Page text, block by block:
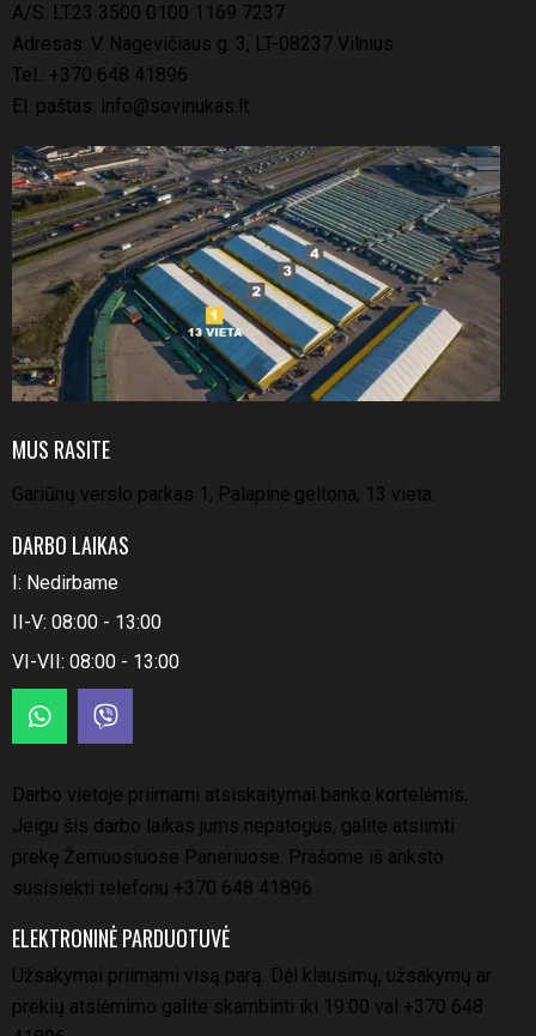
A/S: LT23 3500 0100 1169 7237
Adresas: V. Nagevičiaus g. 3, LT-08237 Vilnius
Tel.: +370 648 41896
El. paštas: info@sovinukas.lt
MUS RASITE
Gariūnų verslo parkas 1, Palapinė geltona, 13 vieta.
DARBO LAIKAS
I: Nedirbame
II-V: 08:00 - 13:00
VI-VII: 08:00 - 13:00
Darbo vietoje priimami atsiskaitymai banko kortelėmis.
Jeigu šis darbo laikas jums nepatogus, galite atsiimti
prekę Žemuosiuose Paneriuose. Prašome iš anksto
susisiekti telefonu +370 648 41896
ELEKTRONINĖ PARDUOTUVĖ
Užsakymai priimami visą parą. Dėl klausimų, užsakymų ar
prekių atsiėmimo galite skambinti iki 19:00 val +370 648